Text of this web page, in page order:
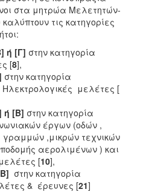
στα μητρώα Μελετητών-
τις κατηγορίες
ή [Γ] στην κατηγορία
[8],
στην κατηγορία
μελέτες [
ή [Β] στην κατηγορία
έργων (οδών ,
γραμμών ,μικρών τεχνικών
αερολιμένων ) και
[10],
στην κατηγορία
& έρευνες [21]